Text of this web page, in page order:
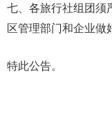
七、各旅行社组团须
区管理部门和企业做
特此公告。